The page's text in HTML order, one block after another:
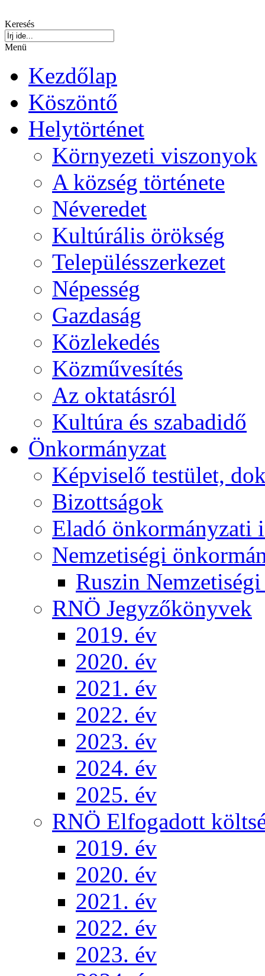
Keresés
Menü
Kezdőlap
Köszöntő
Helytörténet
Környezeti viszonyok
A község története
Néveredet
Kultúrális örökség
Településszerkezet
Népesség
Gazdaság
Közlekedés
Közművesítés
Az oktatásról
Kultúra és szabadidő
Önkormányzat
Képviselő testület,
Bizottságok
Eladó önkormányzati
Nemzetiségi
Ruszin
RNÖ Jegyzőkönyvek
2019. év
2020. év
2021. év
2022. év
2023. év
2024. év
2025. év
RNÖ Elfogadott
2019. év
2020. év
2021. év
2022. év
2023. év